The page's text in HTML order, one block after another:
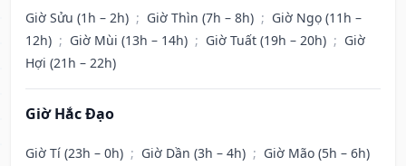
Giờ Sửu (1h – 2h) ; Giờ Thìn (7h – 8h) ; Giờ Ngọ (11h –
12h) ; Giờ Mùi (13h – 14h) ; Giờ Tuất (19h – 20h) ; Giờ
Hợi (21h – 22h)
Giờ Hắc Đạo
Giờ Tí (23h – 0h) ; Giờ Dần (3h – 4h) ; Giờ Mão (5h – 6h)